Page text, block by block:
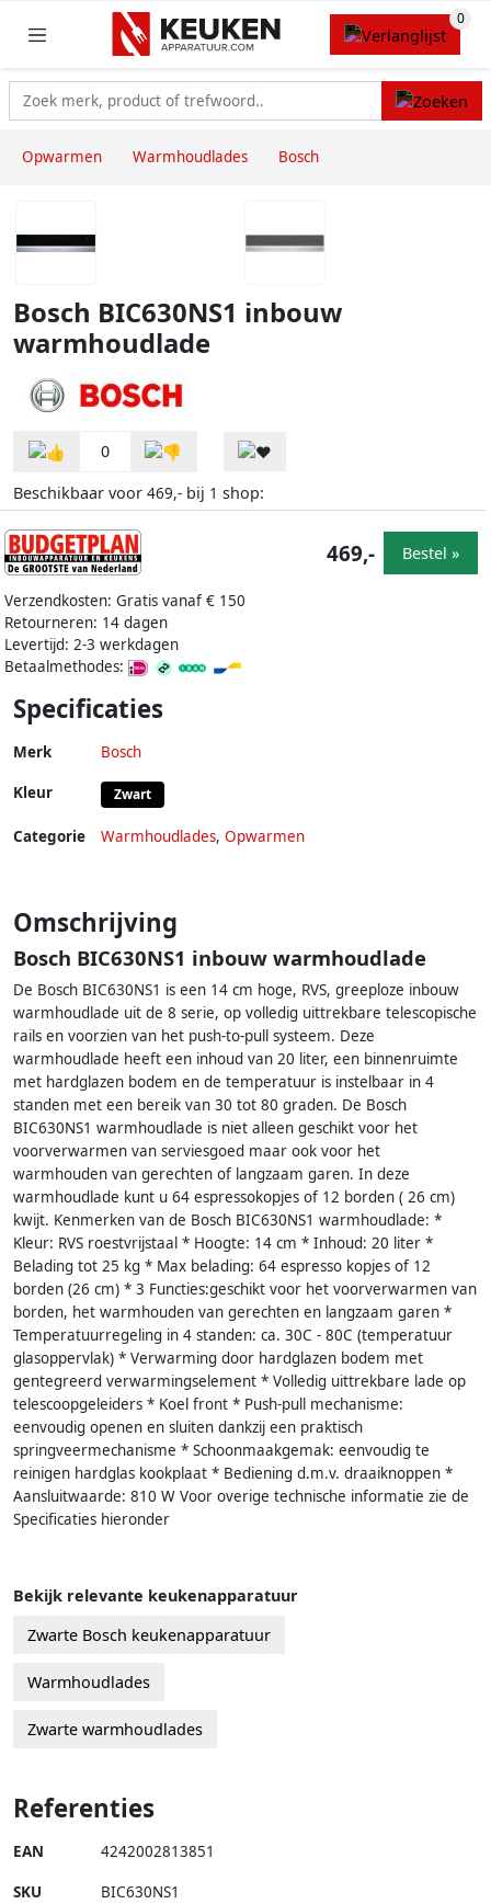
Opwarmen Warmhoudlades Bosch
Bosch BIC630NS1 inbouw
warmhoudlade
0
Beschikbaar voor 469,- bij 1 shop:
Verzendkosten: Gratis vanaf € 150
Retourneren: 14 dagen
Levertijd: 2-3 werkdagen
Betaalmethodes:
469,- Bestel »
Specificaties
Merk Bosch
Kleur Zwart
Categorie Warmhoudlades, Opwarmen
Omschrijving
Bosch BIC630NS1 inbouw warmhoudlade
De Bosch BIC630NS1 is een 14 cm hoge, RVS, greeploze inbouw
warmhoudlade uit de 8 serie, op volledig uittrekbare telescopische
rails en voorzien van het push-to-pull systeem. Deze
warmhoudlade heeft een inhoud van 20 liter, een binnenruimte
met hardglazen bodem en de temperatuur is instelbaar in 4
standen met een bereik van 30 tot 80 graden. De Bosch
BIC630NS1 warmhoudlade is niet alleen geschikt voor het
voorverwarmen van serviesgoed maar ook voor het
warmhouden van gerechten of langzaam garen. In deze
warmhoudlade kunt u 64 espressokopjes of 12 borden ( 26 cm)
kwijt. Kenmerken van de Bosch BIC630NS1 warmhoudlade: *
Kleur: RVS roestvrijstaal * Hoogte: 14 cm * Inhoud: 20 liter *
Belading tot 25 kg * Max belading: 64 espresso kopjes of 12
borden (26 cm) * 3 Functies:geschikt voor het voorverwarmen van
borden, het warmhouden van gerechten en langzaam garen *
Temperatuurregeling in 4 standen: ca. 30C - 80C (temperatuur
glasoppervlak) * Verwarming door hardglazen bodem met
gentegreerd verwarmingselement * Volledig uittrekbare lade op
telescoopgeleiders * Koel front * Push-pull mechanisme:
eenvoudig openen en sluiten dankzij een praktisch
springveermechanisme * Schoonmaakgemak: eenvoudig te
reinigen hardglas kookplaat * Bediening d.m.v. draaiknoppen *
Aansluitwaarde: 810 W Voor overige technische informatie zie de
Specificaties hieronder
Bekijk relevante keukenapparatuur
Zwarte Bosch keukenapparatuur
Warmhoudlades
Zwarte warmhoudlades
Referenties
EAN 4242002813851
SKU BIC630NS1